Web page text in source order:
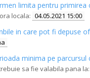
limita pentru
locala: 04.05.2021 15:00
in care pot fi depuse
minima pe
sa fie valabila pana la: